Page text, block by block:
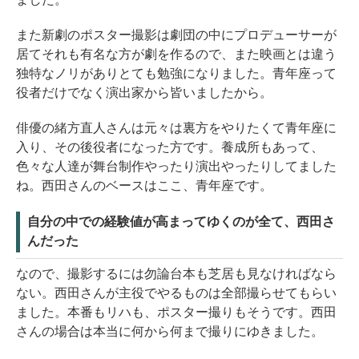
また新劇のポスター撮影は劇団の中にプロデューサーが
居てそれも有名な方が劇を作るので、また映画とは違う
独特なノリがありとても勉強になりました。青年座って
役者だけでなく演出家から皆いましたから。
俳優の緒方直人さんは元々は裏方をやりたくて青年座に
入り、その後役者になった方です。養成所もあって、
色々な人達が舞台制作やったり演出やったりしてました
ね。西田さんのベースはここ、青年座です。
自分の中での経験値が高まってゆくのが全て、西田さ
んだった
なので、撮影するには勿論台本も芝居も見なければなら
ない。西田さんが主役でやるものは全部撮らせてもらい
ました。本番もリハも、ポスター撮りもそうです。西田
さんの場合は本当に何から何まで撮りにゆきました。